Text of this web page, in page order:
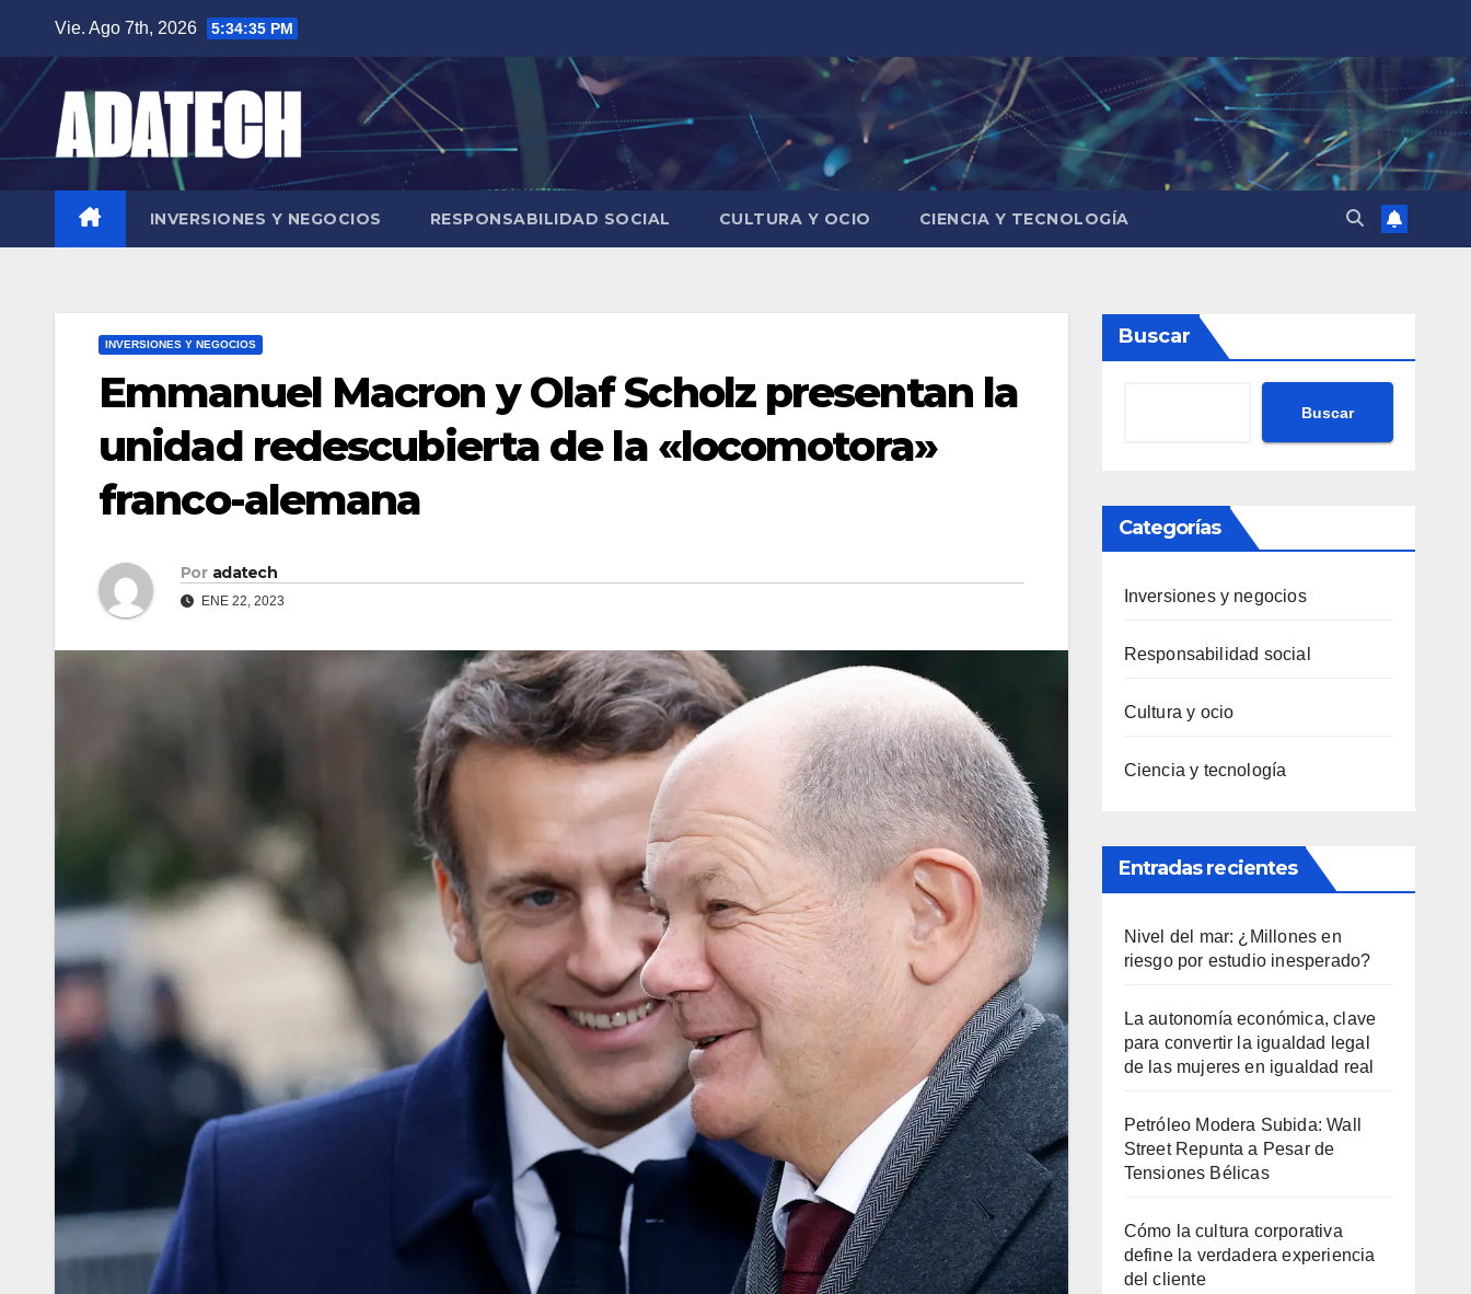
contenido
Vie. Ago 7th, 2026 5:34:37 PM
INVERSIONES Y NEGOCIOS RESPONSABILIDAD SOCIAL CULTURA Y OCIO CIENCIA Y TECNOLOGÍA
INVERSIONES Y NEGOCIOS
Emmanuel Macron y Olaf Scholz presentan la
unidad redescubierta de la «locomotora»
franco-alemana
Por adatech
ENE 22, 2023
Buscar
Buscar
Categorías
Inversiones y negocios
Responsabilidad social
Cultura y ocio
Ciencia y tecnología
Entradas recientes
Nivel del mar: ¿Millones en
riesgo por estudio inesperado?
La autonomía económica, clave
para convertir la igualdad legal
de las mujeres en igualdad real
Petróleo Modera Subida: Wall
Street Repunta a Pesar de
Tensiones Bélicas
Cómo la cultura corporativa
define la verdadera experiencia
del cliente